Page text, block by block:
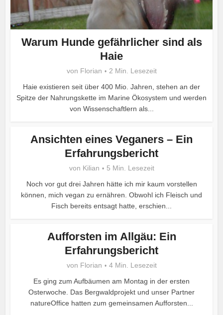
Warum Hunde gefährlicher sind als
Haie
von Florian
2 Min. Lesezeit
Haie existieren seit über 400 Mio. Jahren, stehen an der
Spitze der Nahrungskette im Marine Ökosystem und werden
von Wissenschaftlern als...
Ansichten eines Veganers – Ein
Erfahrungsbericht
von Kilian
5 Min. Lesezeit
Noch vor gut drei Jahren hätte ich mir kaum vorstellen
können, mich vegan zu ernähren. Obwohl ich Fleisch und
Fisch bereits entsagt hatte, erschien...
Aufforsten im Allgäu: Ein
Erfahrungsbericht
von Florian
4 Min. Lesezeit
Es ging zum Aufbäumen am Montag in der ersten
Osterwoche. Das Bergwaldprojekt und unser Partner
natureOffice hatten zum gemeinsamen Aufforsten...